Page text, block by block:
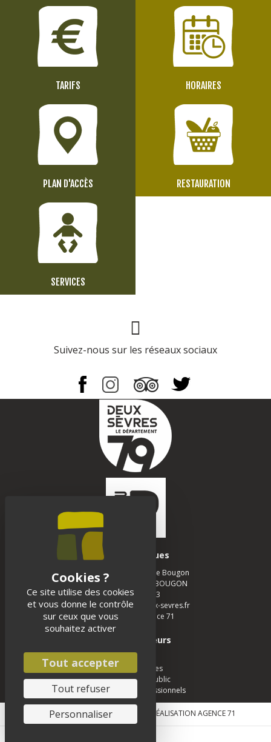
TARIFS HORAIRES
PLAN D'ACCÈS RESTAURATION
SERVICES
Page Facebook
Suivez-nous sur les réseaux sociaux
Infos pratiques
Musée des Tumulus de Bougon
La Chapelle - 79 800 BOUGON
05 49 05 12 13
musee-bougon@deux-sevres.fr
Realisation :
Agence 71
Espace visiteurs
Groupe adultes
Groupe jeune public
Passionnés et Professionnels
MENTIONS LEGALES|CONTACT | RÉALISATION AGENCE 71
Ce site utilise des cookies
et vous donne le contrôle
sur ceux que vous
souhaitez activer
Tout accepter
Tout refuser
Personnaliser